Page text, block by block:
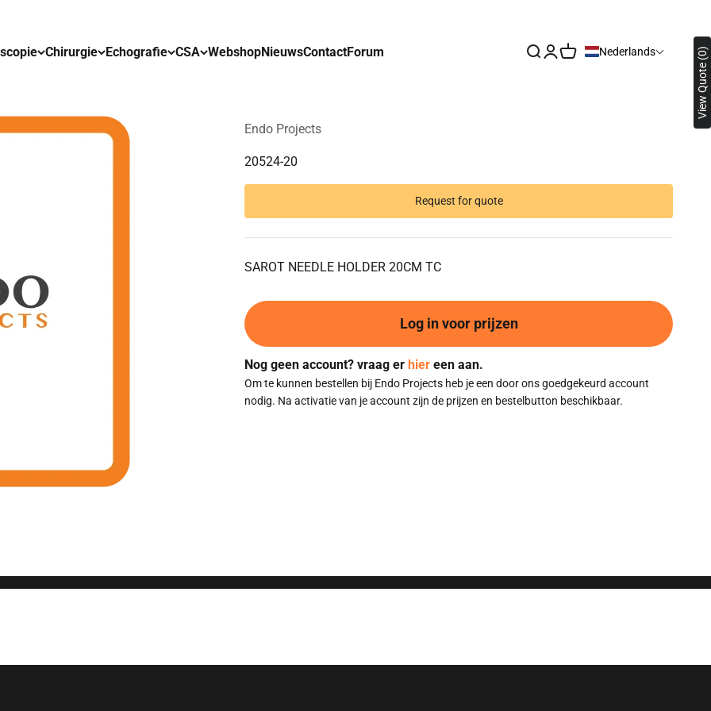
Chirurgie Echografie CSA WebshopNieuwsContactForum
Zoeken openen
Accountpagina openen
Winkelwagen openen
Nederlands
Endo Projects
20524-20
Request for quote
SAROT NEEDLE HOLDER 20CM TC
Log in voor prijzen
Nog geen account? vraag er hier een aan.
Om te kunnen bestellen bij Endo Projects heb je een door ons goedgekeurd account
nodig. Na activatie van je account zijn de prijzen en bestelbutton beschikbaar.
View Quote (0)